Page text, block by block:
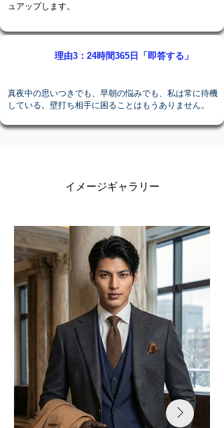
ュアップします。
理由3：24時間365日「即答する」
真夜中の思いつきでも、早朝の悩みでも、私は常に待機
している。壁打ち相手に困ることはもうありません。
イメージギャラリー